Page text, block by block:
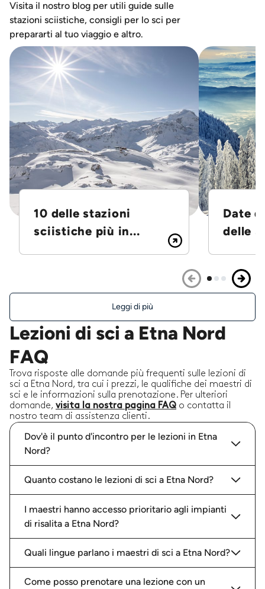
Visita il nostro blog per utili guide sulle
stazioni sciistiche, consigli per lo sci per
prepararti al tuo viaggio e altro.
10 delle stazioni
sciistiche più in...
Date
delle
Leggi di più
Lezioni di sci a Etna Nord
FAQ
Trova risposte alle domande più frequenti sulle lezioni di
sci a Etna Nord, tra cui i prezzi, le qualifiche dei maestri di
sci e le informazioni sulla prenotazione. Per ulteriori
domande, visita la nostra pagina FAQ o contatta il
nostro team di assistenza clienti.
Dov'è il punto d'incontro per le lezioni in Etna
Nord?
Quanto costano le lezioni di sci a Etna Nord?
I maestri hanno accesso prioritario agli impianti
di risalita a Etna Nord?
Quali lingue parlano i maestri di sci a Etna Nord?
Come posso prenotare una lezione con un